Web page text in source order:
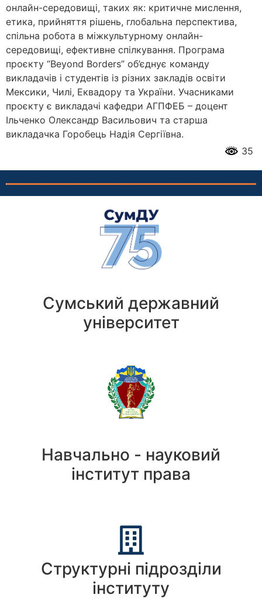
онлайн-середовищі, таких як: критичне мислення,
етика, прийняття рішень, глобальна перспектива,
спільна робота в міжкультурному онлайн-
середовищі, ефективне спілкування. Програма
проєкту “Beyond Borders” об’єднує команду
викладачів і студентів із різних закладів освіти
Мексики, Чилі, Еквадору та України. Учасниками
проєкту є викладачі кафедри АГПФЕБ – доцент
Ільченко Олександр Васильович та старша
викладачка Горобець Надія Сергіївна.
35
Сумський державний
університет
Навчально - науковий
інститут права
Структурні підрозділи
інституту